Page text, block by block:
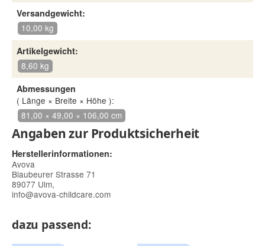
Versandgewicht:
10,00 kg
Artikelgewicht:
8,60 kg
Abmessungen
( Länge × Breite × Höhe ):
81,00 × 49,00 × 106,00 cm
Angaben zur Produktsicherheit
Herstellerinformationen:
Avova
Blaubeurer Strasse 71
89077 Ulm,
info@avova-childcare.com
dazu passend: